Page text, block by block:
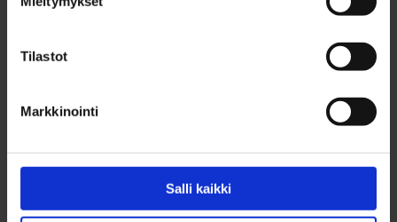
Tilastot
Markkinointi
Salli kaikki
elokuu 2021
maaliskuu 2021
tammikuu 2021
joulukuu 2020
marraskuu 2020